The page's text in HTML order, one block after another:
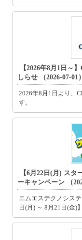
【2026年8月1日～
しらせ （2026-07-01）
2026年8月1日より、
す。
【6月22日(月) ス
ーキャンペーン （
エムエステクノシス
日(月) ～ 8月21日(金)】